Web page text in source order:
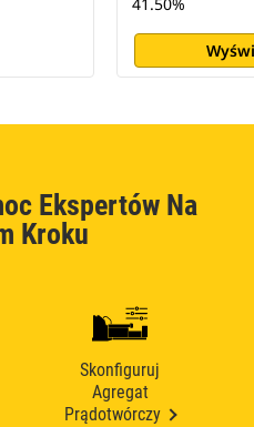
41.50%
Ekspertów Na
Kroku
Skonfiguruj
Agregat
Prądotwórczy